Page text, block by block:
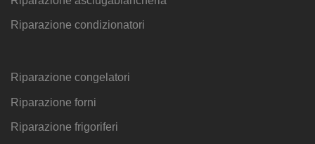
Riparazione condizionatori
Riparazione congelatori
Riparazione forni
Riparazione frigoriferi